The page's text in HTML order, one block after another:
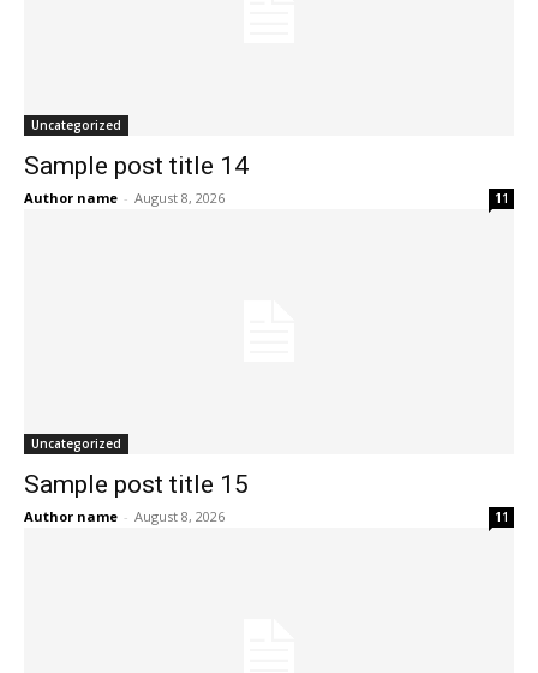
Uncategorized
Sample post title 14
Author name - August 8, 2026 11
Uncategorized
Sample post title 15
Author name - August 8, 2026 11